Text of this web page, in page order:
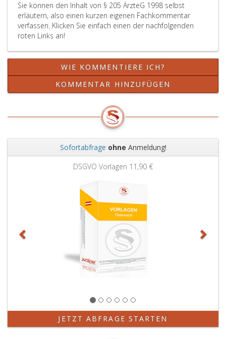
Sie können den Inhalt von § 205 ÄrzteG 1998 selbst
erläutern, also einen kurzen eigenen Fachkommentar
verfassen. Klicken Sie einfach einen der nachfolgenden
roten Links an!
WIE KOMMENTIERE ICH?
KOMMENTAR HINZUFÜGEN
Sofortabfrage ohne Anmeldung!
DSGVO Vorlagen 11,90 €
JETZT ABFRAGE STARTEN